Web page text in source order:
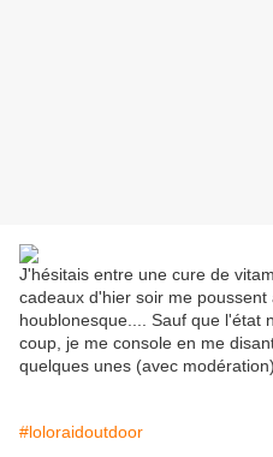
J'hésitais entre une cure de
cadeaux d'hier soir me
houblonesque.... Sauf que l'état
coup, je me console en me
quelques unes (avec
#loloraidoutdoor